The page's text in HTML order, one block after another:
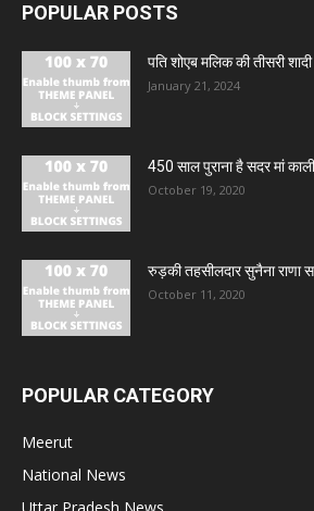
POPULAR POSTS
पति शोएब मलिक की तीसरी शादी
January 21, 2024
450 साल पुराना है सदर मां
October 19, 2020
रुड़की तहसीलदार सुनैना राणा
October 11, 2020
POPULAR CATEGORY
Meerut
National News